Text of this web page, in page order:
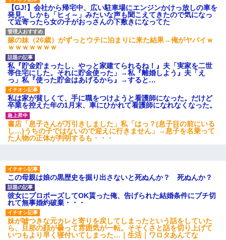
【GJ!】会社から帰宅中、広い駐車場にエンジンかけっ放しの車を
発見。しかも「ヒィ～」みたいな声も聞こえてきたので気になっ
て近寄ったら女の子がおっさんの下敷きになってた
嫁の妹（26歳）がずっとウチに泊まりに来た結果→俺がヤバイｗ
ｗｗｗｗｗｗｗ
私『貯金貯まったし、やっと家建てられるね！』夫「実家を二世
帯住宅にした。それに貯金使った」→私『離婚しよう』夫「え
っ」私『使った貯金はあげるから』→すると…
私は家が貧しくて、手に職をつけようと看護師になった。だけど
卒業を控えた年の1月末、車にひかれて看護師になれなくなった。
書店「息子さんが万引きしました」私「はっ？(息子目の前にいる
し…)うちの子ではないので迎えに行きません」→息子を名乗って
た人物の正体が判明するも・・・
この母親は娘の黒歴史を掘り出さないと死ぬんか？ 死ぬんか？
彼女にプロポーズしてOK貰った俺、告げられた結婚条件にブチ切
れて無事婚約破棄・・・
妹が嘘つきな元カレと寄りを戻してしまったという話をしていた
ら、旦那の顔が曇って雰囲気が一転。そそくさと話を切り上げて
いつもより早く寝付いてしまった…｜生活｜ワロタあんてな